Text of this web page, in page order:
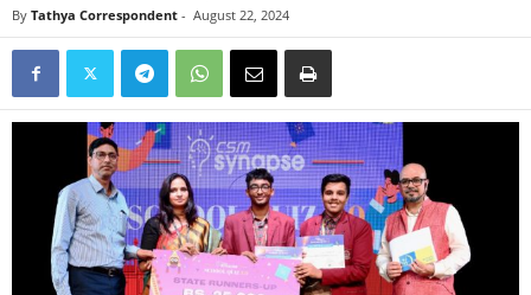
By Tathya Correspondent - August 22, 2024